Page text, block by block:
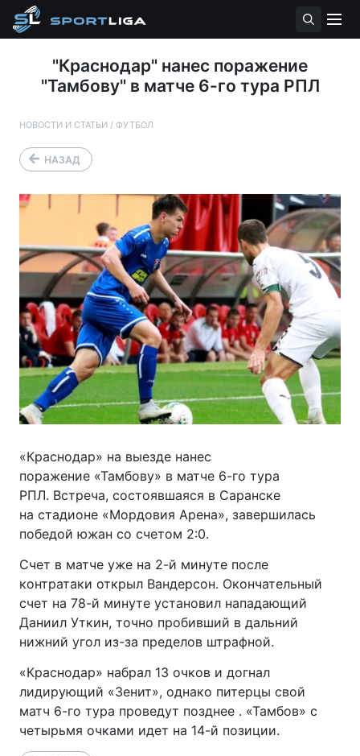
"Краснодар" нанес поражение
"Тамбову" в матче 6-го тура РПЛ
НОВОСТИ И СТАТЬИ / ФУТБОЛ
НАЗАД
«Краснодар» на выезде нанес
поражение «Тамбову» в матче 6-го тура
РПЛ. Встреча, состоявшаяся в Саранске
на стадионе «Мордовия Арена», завершилась
победой южан со счетом 2:0.
Счет в матче уже на 2-й минуте после
контратаки открыл Вандерсон. Окончательный
счет на 78-й минуте установил нападающий
Даниил Уткин, точно пробивший в дальний
нижний угол из-за пределов штрафной.
«Краснодар» набрал 13 очков и догнал
лидирующий «Зенит», однако питерцы свой
матч 6-го тура проведут позднее . «Тамбов» с
четырьмя очками идет на 14-й позиции.